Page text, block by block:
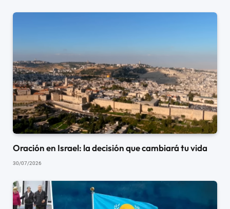
Oración en Israel: la decisión que cambiará tu vida
30/07/2026